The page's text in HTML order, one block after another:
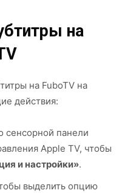
на
на FuboTV на
действия:
сенсорной панели
Apple TV, чтобы
и настройки».
выделить опцию